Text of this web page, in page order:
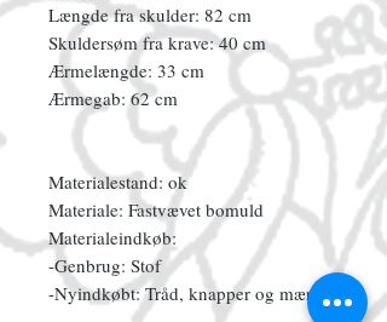
Længde fra skulder: 82 cm
Skuldersøm fra krave: 40 cm
Ærmelængde: 33 cm
Ærmegab: 62 cm
Materialestand: ok
Materiale: Fastvævet bomuld
Materialeindkøb:
-Genbrug: Stof
-Nyindkøbt: Tråd, knapper og mærke